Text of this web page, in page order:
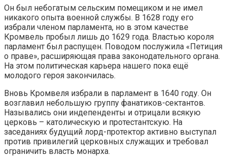
Он был небогатым сельским помещиком и не имел
никакого опыта военной службы. В 1628 году его
избрали членом парламента, но в этом качестве
Кромвель пробыл лишь до 1629 года. Властью короля
парламент был распущен. Поводом послужила «Петиция
о праве», расширяющая права законодательного органа.
На этом политическая карьера нашего пока ещё
молодого героя закончилась.
Вновь Кромвеля избрали в парламент в 1640 году. Он
возглавил небольшую группу фанатиков-сектантов.
Назывались они индепенденты и отрицали всякую
церковь – католическую и протестантскую. На
заседаниях будущий лорд-протектор активно выступал
против привилегий церковных служащих и требовал
ограничить власть монарха.